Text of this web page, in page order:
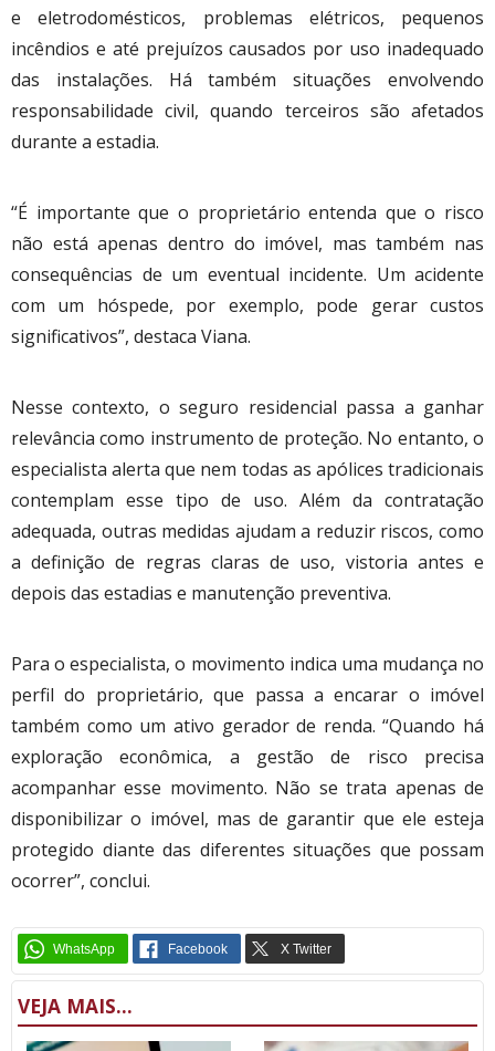
e eletrodomésticos, problemas elétricos, pequenos
incêndios e até prejuízos causados por uso inadequado
das instalações. Há também situações envolvendo
responsabilidade civil, quando terceiros são afetados
durante a estadia.
“É importante que o proprietário entenda que o risco
não está apenas dentro do imóvel, mas também nas
consequências de um eventual incidente. Um acidente
com um hóspede, por exemplo, pode gerar custos
significativos”, destaca Viana.
Nesse contexto, o seguro residencial passa a ganhar
relevância como instrumento de proteção. No entanto, o
especialista alerta que nem todas as apólices tradicionais
contemplam esse tipo de uso. Além da contratação
adequada, outras medidas ajudam a reduzir riscos, como
a definição de regras claras de uso, vistoria antes e
depois das estadias e manutenção preventiva.
Para o especialista, o movimento indica uma mudança no
perfil do proprietário, que passa a encarar o imóvel
também como um ativo gerador de renda. “Quando há
exploração econômica, a gestão de risco precisa
acompanhar esse movimento. Não se trata apenas de
disponibilizar o imóvel, mas de garantir que ele esteja
protegido diante das diferentes situações que possam
ocorrer”, conclui.
VEJA MAIS...